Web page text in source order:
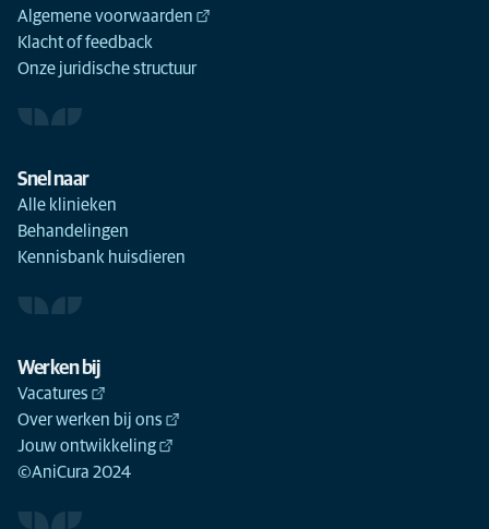
Algemene voorwaarden
Klacht of feedback
Onze juridische structuur
Snel naar
Alle klinieken
Behandelingen
Kennisbank huisdieren
Werken bij
Vacatures
Over werken bij ons
Jouw ontwikkeling
©AniCura 2024